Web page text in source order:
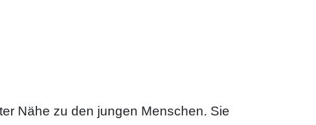
Nähe zu den jungen Menschen. Sie